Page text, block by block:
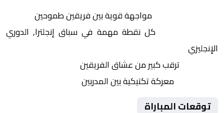
مواجهة قوية بين فريقين طموحين
كل نقطة مهمة في سباق إنجلترا, الدوري
الإنجليزي
ترقب كبير من عشاق الفريقين
معركة تكتيكية بين المدربين
توقعات المباراة